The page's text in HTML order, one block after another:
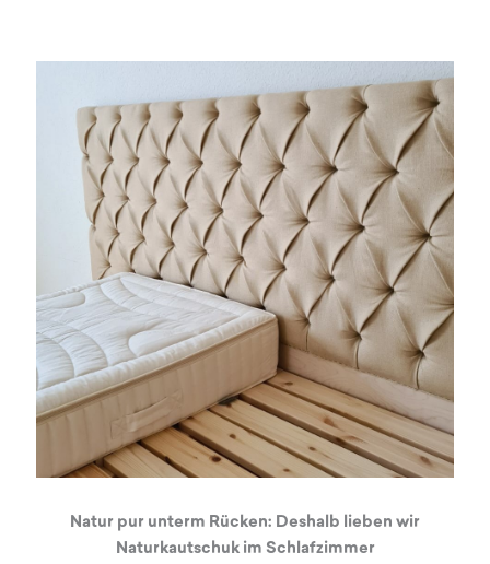
Natur pur unterm Rücken: Deshalb lieben wir
Naturkautschuk im Schlafzimmer